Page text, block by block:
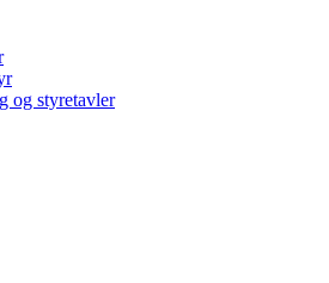
og styretavler